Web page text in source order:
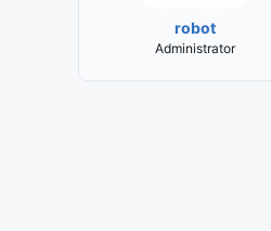
u
robot
Administrator